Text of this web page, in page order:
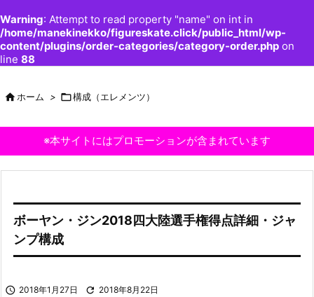
Warning: Attempt to read property "name" on int in
/home/manekinekko/figureskate.click/public_html/wp-
content/plugins/order-categories/category-order.php on
line 88
ホーム > 構成（エレメンツ）
※本サイトにはプロモーションが含まれています
ボーヤン・ジン2018四大陸選手権得点詳細・ジャ
ンプ構成
 2018年1月27日  2018年8月22日